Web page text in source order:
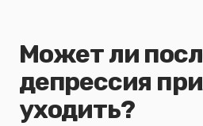
Может ли
депрессия
уходить?